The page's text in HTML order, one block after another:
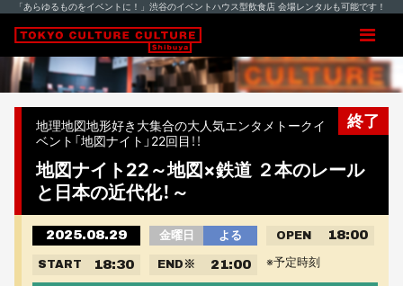
「あらゆるものをイベントに！」渋谷のイベントハウス型飲食店 会場レンタルも可能です！
終了
地理地図地形好き大集合の大人気エンタメトークイ
ベント「地図ナイト」22回目！！
地図ナイト22～地図×鉄道 ２本のレール
と日本の近代化！～
2025.08.29 金曜日 よる OPEN 18:00
START 18:30 END ※ 21:00 ※予定時刻